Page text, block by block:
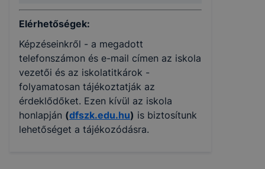
Elérhetőségek:
Képzéseinkről - a megadott
telefonszámon és e-mail címen az iskola
vezetői és az iskolatitkárok -
folyamatosan tájékoztatják az
érdeklődőket. Ezen kívül az iskola
honlapján (dfszk.edu.hu) is biztosítunk
lehetőséget a tájékozódásra.